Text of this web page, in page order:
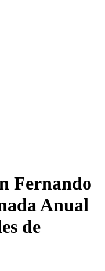
Fernando
Anual
de